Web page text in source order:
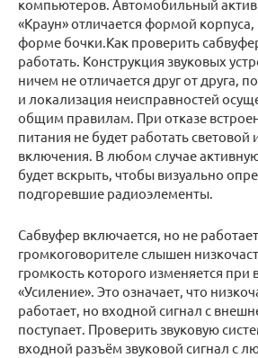
компьютеров. Автомобильный
«Краун» отличается формой
форме бочки.Как проверить
работать. Конструкция звуковых
ничем не отличается друг от друга,
и локализация неисправностей
общим правилам. При отказе
питания не будет работать световой
включения. В любом случае
будет вскрыть, чтобы визуально
подгоревшие радиоэлементы.
Сабвуфер включается, но не
громкоговорителе слышен
громкость которого изменяется при
«Усиление». Это означает, что
работает, но входной сигнал с
поступает. Проверить звуковую
входной разъём звуковой сигнал с